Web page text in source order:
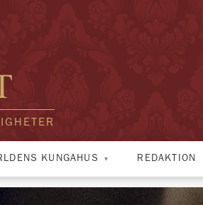
KUNGAHUS REDAKTION